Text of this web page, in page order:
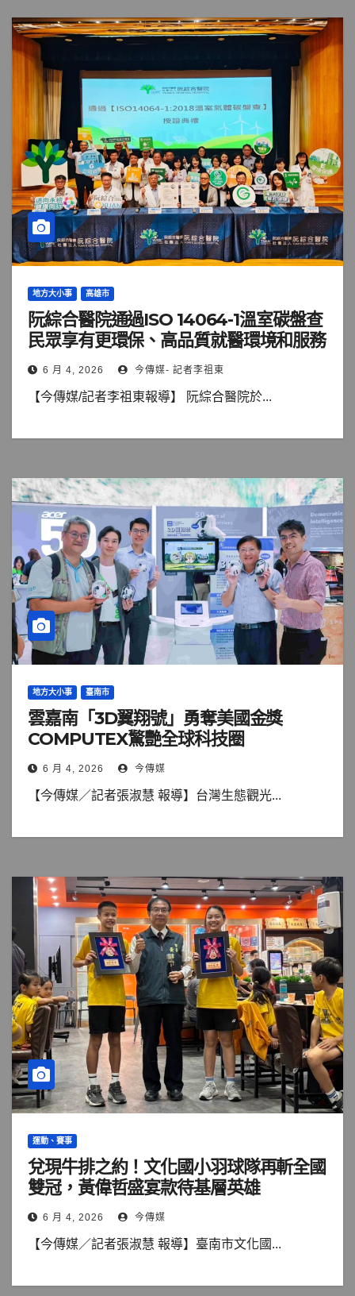
地方大小事 高雄市
阮綜合醫院通過ISO 14064-1溫室碳盤查
民眾享有更環保、高品質就醫環境和服務
6 月 4, 2026 今傳媒- 記者李祖東
【今傳媒/記者李祖東報導】 阮綜合醫院於...
地方大小事 臺南市
雲嘉南「3D翼翔號」勇奪美國金獎
COMPUTEX驚艷全球科技圈
6 月 4, 2026 今傳媒
【今傳媒／記者張淑慧 報導】台灣生態觀光...
運動、賽事
兌現牛排之約！文化國小羽球隊再斬全國
雙冠，黃偉哲盛宴款待基層英雄
6 月 4, 2026 今傳媒
【今傳媒／記者張淑慧 報導】臺南市文化國...